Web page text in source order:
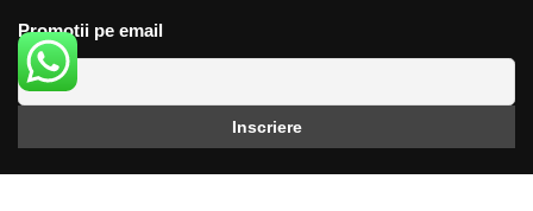
Promotii pe email